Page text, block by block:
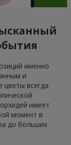
именно
и
цветы всегда
имеет
момент в
до больших